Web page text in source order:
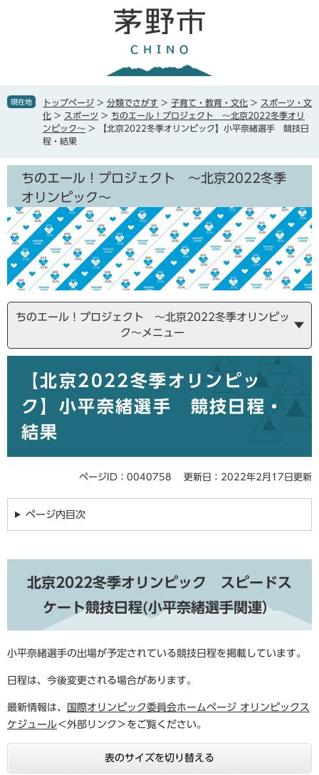
で
ば現在地 トップページ > 分類でさがす > 子育て・教育・文化 > スポーツ・文
化 > スポーツ > ちのエール！プロジェクト ～北京2022冬季オリ
ンピック～ >
【北京2022冬季オリンピック】小平奈緒選手 競技日
程・結果
ちのエール！プロジェクト ～北京2022冬季
オリンピック～
ちのエール！プロジェクト ～北京2022冬季オリンピッ
ク～メニュー
【北京2022冬季オリンピッ
ク】小平奈緒選手 競技日程・
結果
ページID：0040758 更新日：2022年2月17日更新
ページ内目次
北京2022冬季オリンピック スピードス
ケート競技日程(小平奈緒選手関連）
小平奈緒選手の出場が予定されている競技日程を掲載しています。
日程は、今後変更される場合があります。
最新情報は、
国際オリンピック委員会ホームページ オリンピックス
ケジュール＜外部リンク＞ をご覧ください。
表のサイズを切り替える